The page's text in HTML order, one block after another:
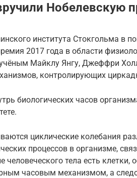
Нобелевскую
института Стокгольма в
2017 года в области
Майклу Янгу, Джеффри
контролирующих
биологических часов
циклические колебания
процессов в организме,
человеческого тела есть
часовым механизмом, а